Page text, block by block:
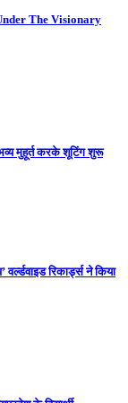
The Visionary
मुहूर्त करके शूटिंग शुरू
वर्ल्डवाइड रिकार्ड्स ने किया